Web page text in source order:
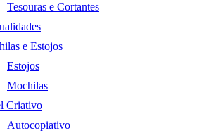
Tesouras e Cortantes
e Estojos
Estojos
Mochilas
Criativo
Autocopiativo